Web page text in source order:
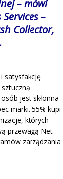
– mówi
–
Collector,
satysfakcję
jest skłonna
marki. 55% kupi
których
przewagą Net
zarządzania